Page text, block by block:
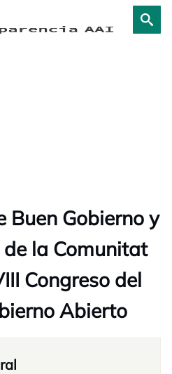
Buen Gobierno y
la Comunitat
Congreso del
Abierto